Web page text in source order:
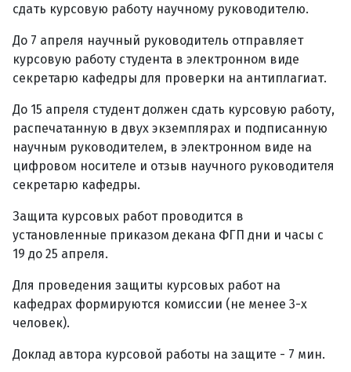
сдать курсовую работу научному руководителю.
До 7 апреля научный руководитель отправляет
курсовую работу студента в электронном виде
секретарю кафедры для проверки на антиплагиат.
До 15 апреля студент должен сдать курсовую работу,
распечатанную в двух экземплярах и подписанную
научным руководителем, в электронном виде на
цифровом носителе и отзыв научного руководителя
секретарю кафедры.
Защита курсовых работ проводится в
установленные приказом декана ФГП дни и часы с
19 до 25 апреля.
Для проведения защиты курсовых работ на
кафедрах формируются комиссии (не менее 3-х
человек).
Доклад автора курсовой работы на защите - 7 мин.